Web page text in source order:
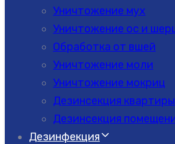
Уничтожение мух
Уничтожение ос и
Обработка от вшей
Уничтожение моли
Уничтожение мокриц
Дезинсекция квартиры
Дезинсекция
Дезинфекция